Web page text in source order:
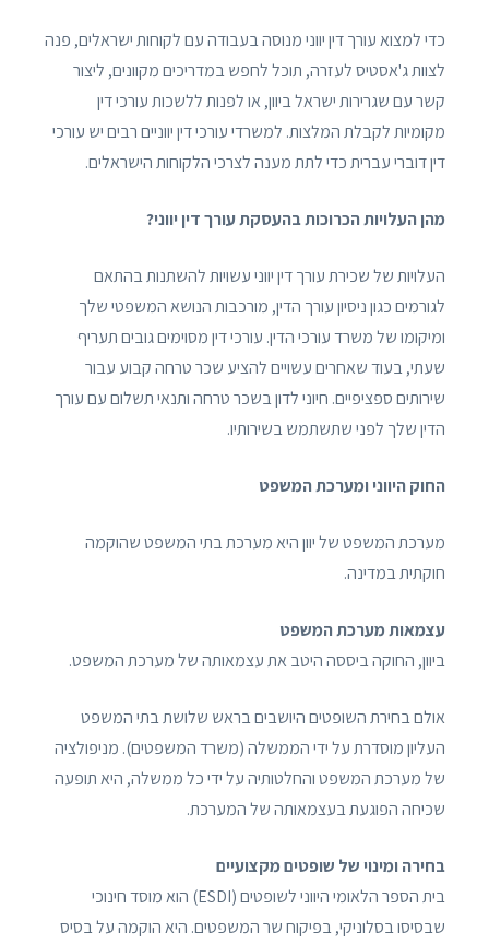
כדי למצוא עורך דין יווני מנוסה בעבודה עם לקוחות ישראלים, פנה
לצוות ג'אסטיס לעזרה, תוכל לחפש במדריכים מקוונים, ליצור
קשר עם שגרירות ישראל ביוון, או לפנות ללשכות עורכי דין
מקומיות לקבלת המלצות. למשרדי עורכי דין יווניים רבים יש עורכי
דין דוברי עברית כדי לתת מענה לצרכי הלקוחות הישראלים.
מהן העלויות הכרוכות בהעסקת עורך דין יווני?
העלויות של שכירת עורך דין יווני עשויות להשתנות בהתאם
לגורמים כגון ניסיון עורך הדין, מורכבות הנושא המשפטי שלך
ומיקומו של משרד עורכי הדין. עורכי דין מסוימים גובים תעריף
שעתי, בעוד שאחרים עשויים להציע שכר טרחה קבוע עבור
שירותים ספציפיים. חיוני לדון בשכר טרחה ותנאי תשלום עם עורך
הדין שלך לפני שתשתמש בשירותיו.
החוק היווני ומערכת המשפט
מערכת המשפט של יוון היא מערכת בתי המשפט שהוקמה
חוקתית במדינה.
עצמאות מערכת המשפט
ביוון, החוקה ביססה היטב את עצמאותה של מערכת המשפט.
אולם בחירת השופטים היושבים בראש שלושת בתי המשפט
העליון מוסדרת על ידי הממשלה (משרד המשפטים). מניפולציה
של מערכת המשפט והחלטותיה על ידי כל ממשלה, היא תופעה
שכיחה הפוגעת בעצמאותה של המערכת.
בחירה ומינוי של שופטים מקצועיים
בית הספר הלאומי היווני לשופטים (ESDI) הוא מוסד חינוכי
שבסיסו בסלוניקי, בפיקוח שר המשפטים. היא הוקמה על בסיס